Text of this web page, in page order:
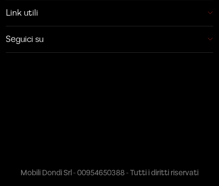
Link utili
Seguici su
Mobili Dondi Srl - 00954650388 - Tutti i diritti riservati